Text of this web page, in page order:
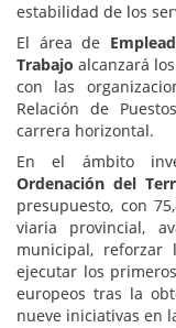
estabilidad de los
El área de
Trabajo alcanzará
con las
Relación de
carrera horizontal.
En el ámbito
Ordenación del
presupuesto, con
viaria provincial,
municipal,
ejecutar los
europeos tras la
nueve iniciativas en